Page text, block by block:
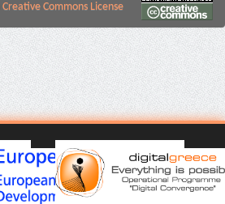
Creative Commons License